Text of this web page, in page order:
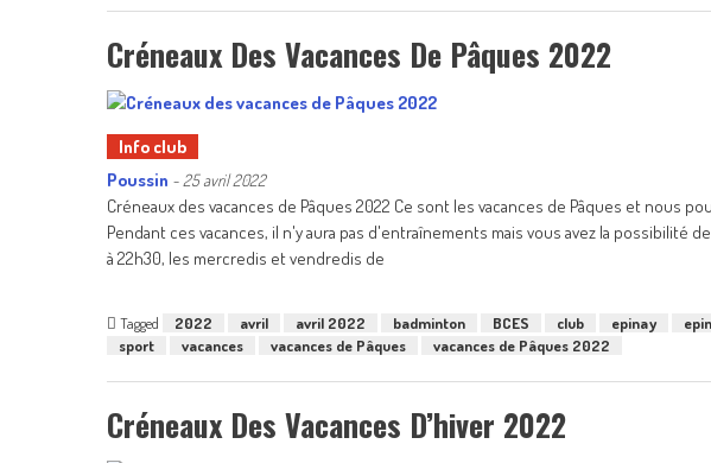
Créneaux Des Vacances De Pâques 2022
Info club
Poussin - 25 avril 2022
Créneaux des vacances de Pâques 2022 Ce sont les vacances de Pâques et nous
Pendant ces vacances, il n'y aura pas d'entraînements mais vous avez la possibilité
à 22h30, les mercredis et vendredis de
Tagged 2022 avril avril 2022 badminton BCES club epinay
sport
vacances vacances de Pâques vacances de Pâques 2022
Créneaux Des Vacances D’hiver 2022